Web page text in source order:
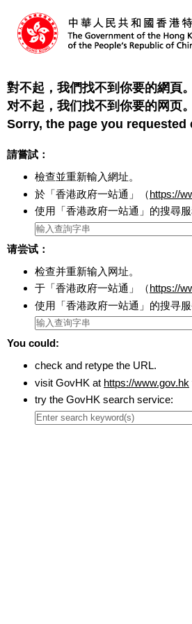
對不起，我們找不到你要的網頁。
对不起，我们找不到你要的网页。
Sorry, the page you requested
請嘗試：
檢查並重新輸入網址。
於「香港政府一站通」（https://
使用「香港政府一站通」的搜尋服
请尝试：
检查并重新输入网址。
于「香港政府一站通」（https://
使用「香港政府一站通」的搜寻服
You could:
check and retype the URL.
visit GovHK at https://www.gov.hk
try the GovHK search service: